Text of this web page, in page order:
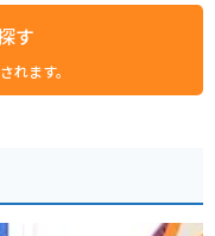
す
れます。